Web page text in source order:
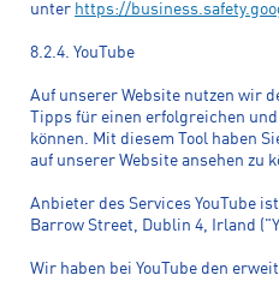
unter https://
8.2.4. YouTube
Auf unserer Website nutzen wir
Tipps für einen erfolgreichen
können. Mit diesem Tool haben
auf unserer Website ansehen zu
Anbieter des Services YouTube
Barrow Street, Dublin 4, Irland
Wir haben bei YouTube den